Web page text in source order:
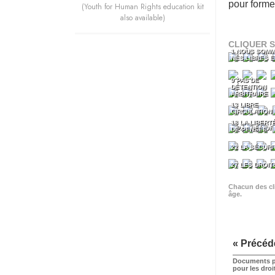
pour
CLIQUER
1 NOUS
NÉS LIBRES
5 PAS DE
9 PAS DE
DÉTENTION
ARBITRAIRE
13 LIBRE
CIRCULATION
18 LA
DE PENSÉE
22 LA
27 LES
Chacun des
âge.
«
Documents
pour les
(Youth for Human Rights education kit
also available)